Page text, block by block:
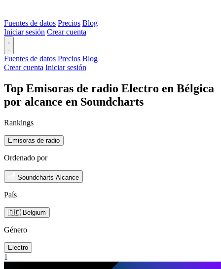
Fuentes de datos Precios Blog
Iniciar sesión Crear cuenta
Fuentes de datos Precios Blog
Crear cuenta Iniciar sesión
Top Emisoras de radio Electro en Bélgica
por alcance en Soundcharts
Rankings
Emisoras de radio
Ordenado por
Soundcharts Alcance
País
🇧🇪 Belgium
Género
Electro
1